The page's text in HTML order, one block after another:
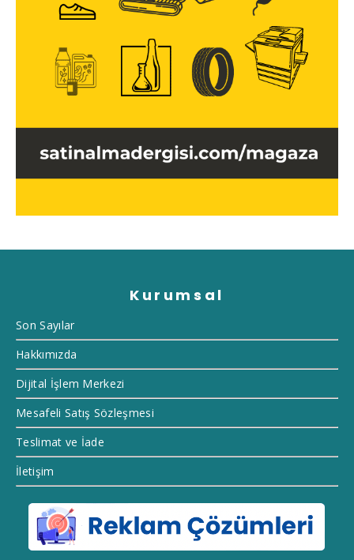
Kurumsal
Son Sayılar
Hakkımızda
Dijital İşlem Merkezi
Mesafeli Satış Sözleşmesi
Teslimat ve İade
İletişim